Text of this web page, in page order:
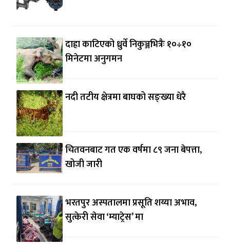
दाह्रा काटिएको ध्रुर्वे निकुञ्जभित्रैः १०÷१०
मिनेटमा अनुगमन
नदी तटीय क्षेत्रमा बाघको सङ्ख्या धेरै
चितवनबाट गत एक वर्षमा ८९ जना बेपत्ता,
खोजी जारी
भरतपुर अस्पतालमा प्रसूति शय्या अभाव,
सुत्केरी सेवा ‘म्याट्रेस’ मा